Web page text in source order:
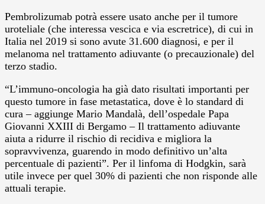
Pembrolizumab potrà essere usato anche per il tumore
uroteliale (che interessa vescica e via escretrice), di cui in
Italia nel 2019 si sono avute 31.600 diagnosi, e per il
melanoma nel trattamento adiuvante (o precauzionale) del
terzo stadio.
“L’immuno-oncologia ha già dato risultati importanti per
questo tumore in fase metastatica, dove è lo standard di
cura – aggiunge Mario Mandalà, dell’ospedale Papa
Giovanni XXIII di Bergamo – Il trattamento adiuvante
aiuta a ridurre il rischio di recidiva e migliora la
sopravvivenza, guarendo in modo definitivo un’alta
percentuale di pazienti”. Per il linfoma di Hodgkin, sarà
utile invece per quel 30% di pazienti che non risponde alle
attuali terapie.